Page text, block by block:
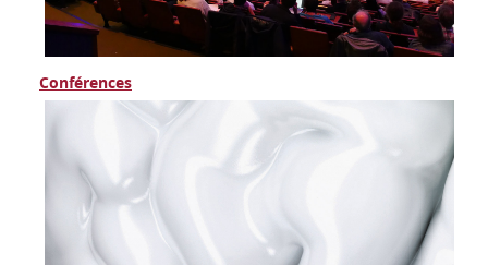
Conférences